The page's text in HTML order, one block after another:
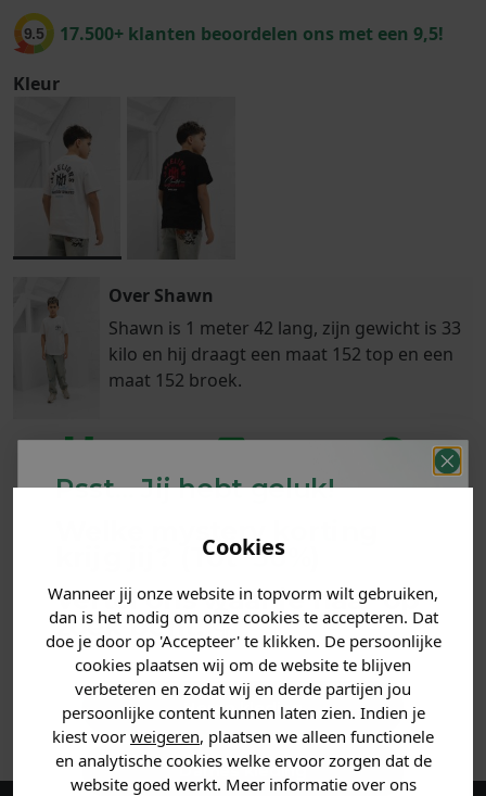
Cookies
Wanneer jij onze website in topvorm wilt gebruiken,
dan is het nodig om onze cookies te accepteren. Dat
doe je door op 'Accepteer' te klikken. De persoonlijke
cookies plaatsen wij om de website te blijven
verbeteren en zodat wij en derde partijen jou
persoonlijke content kunnen laten zien. Indien je
kiest voor weigeren, plaatsen we alleen functionele
en analytische cookies welke ervoor zorgen dat de
website goed werkt. Meer informatie over ons
9.5 17.500+ klanten beoordelen ons met een 9,5!
Kleur
Over Shawn
Shawn is 1 meter 42 lang, zijn gewicht is 33
kilo en hij draagt een maat 152 top en een
maat 152 broek.
PRODUCTINFORMATIE
MATERIAAL & WASVOORSCHRIFT
ANDERE BESTELDEN OOK
Psst... Jij hebt geluk!
Welke mystery
krijg jij? (Tot-30%
Vertel ons waar je naar op
zoek bent. 👇
Heren kleding
Dames kleding